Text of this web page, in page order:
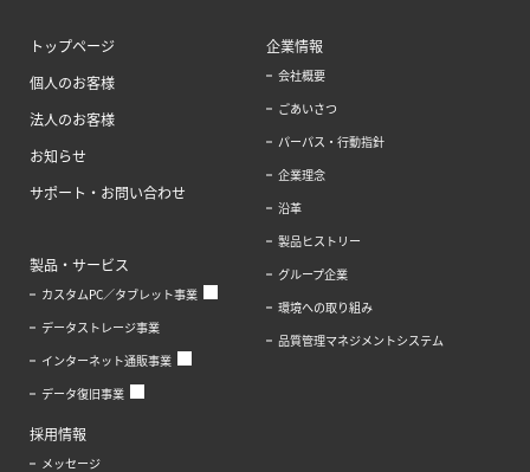
トップページ
個人のお客様
法人のお客様
お知らせ
サポート・お問い合わせ
製品・サービス
カスタムPC／タブレット事業
データストレージ事業
インターネット通販事業
データ復旧事業
企業情報
会社概要
ごあいさつ
パーパス・行動指針
企業理念
沿革
製品ヒストリー
グループ企業
環境への取り組み
品質管理マネジメントシステム
採用情報
メッセージ